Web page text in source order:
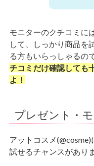
モニターのクチコミに
して、しっかり商品を
る方もいらっしゃるので
チコミだけ確認しても
よ！
プレゼント・
アットコスメ
試せるチャンスがあり